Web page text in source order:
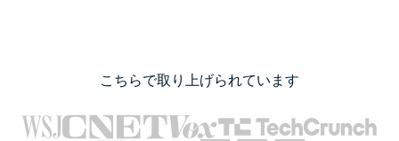
こちらで取り上げられています